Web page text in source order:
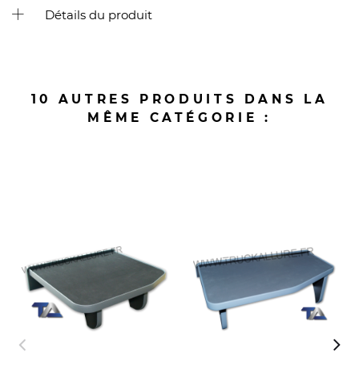
Détails du produit
10 AUTRES PRODUITS DANS LA
MÊME CATÉGORIE :